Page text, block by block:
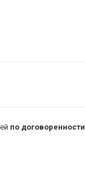
по договоренности